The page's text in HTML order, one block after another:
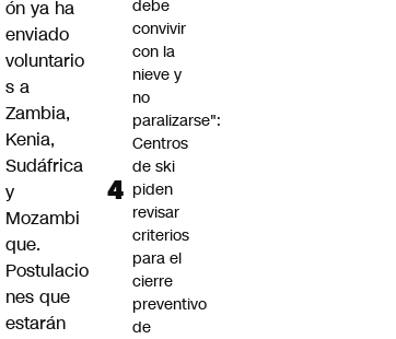
ón ya ha
enviado
voluntario
s a
Zambia,
Kenia,
Sudáfrica
y
Mozambi
que.
Postulacio
nes que
estarán
debe
convivir
con la
nieve y
no
paralizarse":
Centros
de ski
piden
revisar
criterios
para el
cierre
preventivo
de